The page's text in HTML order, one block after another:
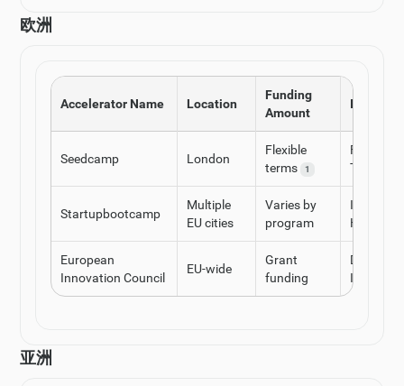
欧洲
Accelerator Name Location
Funding
Amount
Industry
Seedcamp London
Flexible
terms
1
Fintech,
Tech
Startupbootcamp
Multiple
EU cities
Varies by
program
IoT,
European
Innovation Council
EU-wide
Grant
funding
Deep
亚洲